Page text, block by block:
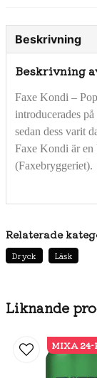
Liknande
MIXA 24-
Beskrivning
Beskrivning
Faxe Kondi –
introducerades
sedan dess varit
Faxe Kondi är
(Faxebryggeriet).
Relaterade
Dryck Läsk